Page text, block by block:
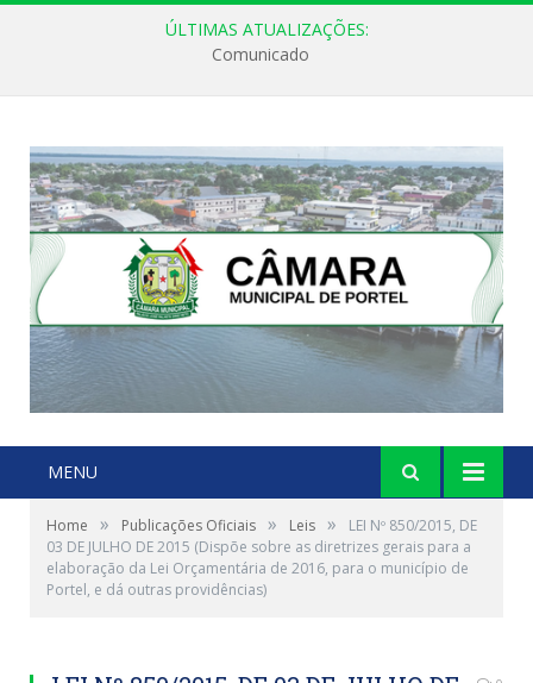
ÚLTIMAS ATUALIZAÇÕES:
Comunicado
MENU
Home » Publicações Oficiais » Leis »
LEI Nº 850/2015, DE
03 DE JULHO DE 2015 (Dispõe sobre as diretrizes gerais para a
elaboração da Lei Orçamentária de 2016, para o município de
Portel, e dá outras providências)